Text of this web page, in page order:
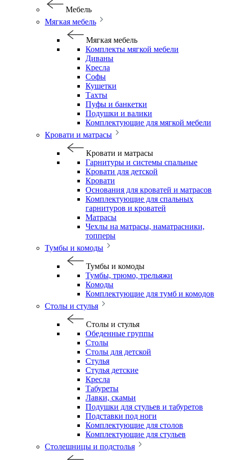
Мебель
Мягкая мебель
Мягкая мебель
Комплекты мягкой мебели
Диваны
Кресла
Софы
Кушетки
Тахты
Пуфы и банкетки
Подушки и валики
Комплектующие для мягкой мебели
Кровати и матрасы
Кровати и матрасы
Гарнитуры и системы спальные
Кровати для детской
Кровати
Основания для кроватей и матрасов
Комплектующие для спальных
гарнитуров и кроватей
Матрасы
Чехлы на матрасы, наматрасники,
топперы
Тумбы и комоды
Тумбы и комоды
Тумбы, трюмо, трельяжи
Комоды
Комплектующие для тумб и комодов
Столы и стулья
Столы и стулья
Обеденные группы
Столы
Столы для детской
Стулья
Стулья детские
Кресла
Табуреты
Лавки, скамьи
Подушки для стульев и табуретов
Подставки под ноги
Комплектующие для столов
Комплектующие для стульев
Столешницы и подстолья